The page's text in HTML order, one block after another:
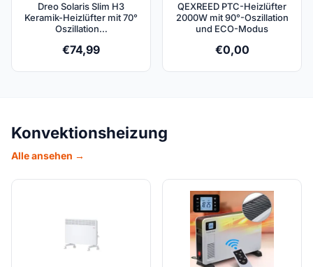
Dreo Solaris Slim H3
Keramik-Heizlüfter mit 70°
Oszillation…
€74,99
QEXREED PTC-Heizlüfter
2000W mit 90°-Oszillation
und ECO-Modus
€0,00
Konvektionsheizung
Alle ansehen →